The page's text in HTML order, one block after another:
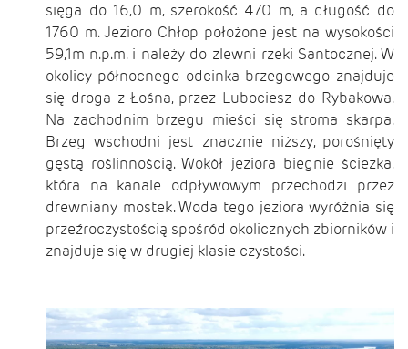
sięga do 16,0 m, szerokość 470 m, a długość do
1760 m. Jezioro Chłop położone jest na wysokości
59,1m n.p.m. i należy do zlewni rzeki Santocznej. W
okolicy północnego odcinka brzegowego znajduje
się droga z Łośna, przez Lubociesz do Rybakowa.
Na zachodnim brzegu mieści się stroma skarpa.
Brzeg wschodni jest znacznie niższy, porośnięty
gęstą roślinnością. Wokół jeziora biegnie ścieżka,
która na kanale odpływowym przechodzi przez
drewniany mostek. Woda tego jeziora wyróżnia się
przeźroczystością spośród okolicznych zbiorników i
znajduje się w drugiej klasie czystości.